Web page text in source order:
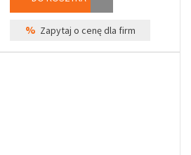
% Zapytaj o cenę dla firm